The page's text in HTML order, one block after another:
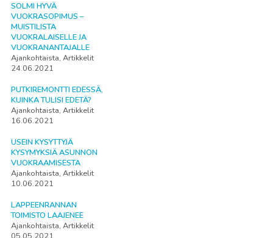
SOLMI HYVÄ
VUOKRASOPIMUS –
MUISTILISTA
VUOKRALAISELLE JA
VUOKRANANTAJALLE
Ajankohtaista, Artikkelit
24.06.2021
PUTKIREMONTTI EDESSÄ,
KUINKA TULISI EDETÄ?
Ajankohtaista, Artikkelit
16.06.2021
USEIN KYSYTTYJÄ
KYSYMYKSIÄ ASUNNON
VUOKRAAMISESTA
Ajankohtaista, Artikkelit
10.06.2021
LAPPEENRANNAN
TOIMISTO LAAJENEE
Ajankohtaista, Artikkelit